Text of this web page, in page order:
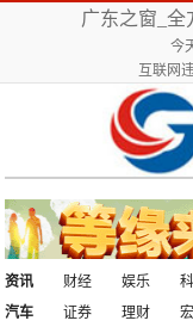
广东之窗_全
今
互联网
资讯 财经 娱乐
汽车
证券 理财